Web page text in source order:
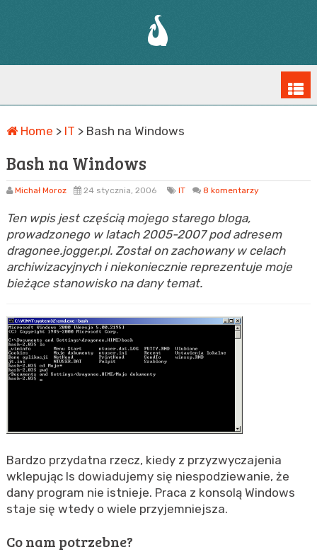
Home > IT > Bash na Windows
Bash na Windows
Michał Moroz 24 stycznia, 2006 IT 8 komentarzy
Ten wpis jest częścią mojego starego bloga,
prowadzonego w latach 2005-2007 pod adresem
dragonee.jogger.pl. Został on zachowany w celach
archiwizacyjnych i niekoniecznie reprezentuje moje
bieżące stanowisko na dany temat.
Bardzo przydatna rzecz, kiedy z przyzwyczajenia
wklepując ls dowiadujemy się niespodziewanie, że
dany program nie istnieje. Praca z konsolą Windows
staje się wtedy o wiele przyjemniejsza.
Co nam potrzebne?